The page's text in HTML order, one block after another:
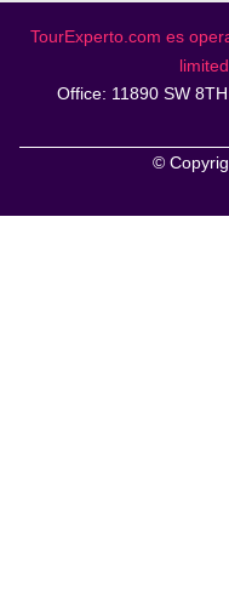
TourExperto.com es
Office: 11890 SW
©